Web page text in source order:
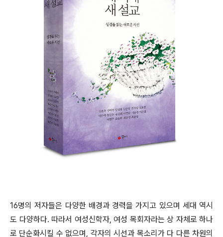
16명의 저자들은 다양한 배경과 경력을 가지고 있으며 세대 역시
도 다양하다. 따라서 여성신학자, 여성 목회자라는 상 자체로 하나
로 단순화시킬 수 없으며, 각자의 시선과 목소리가 다 다른 차원의